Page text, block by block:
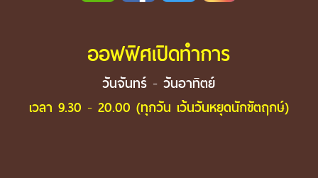
ออฟฟิศเปิดทำการ
วันจันทร์ - วันอาทิตย์
เวลา 9.30 - 20.00 (ทุกวัน เว้นวันหยุดนักขัตฤกษ์)